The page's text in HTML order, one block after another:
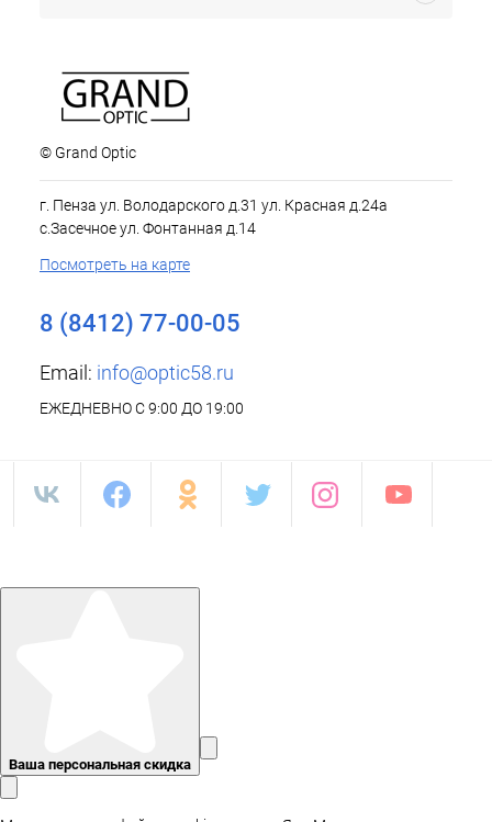
© Grand Optic
г. Пенза ул. Володарского д.31 ул. Красная д.24а
с.Засечное ул. Фонтанная д.14
Посмотреть на карте
8 (8412) 77-00-05
Email: info@optic58.ru
ЕЖЕДНЕВНО С 9:00 ДО 19:00
Ваша персональная скидка